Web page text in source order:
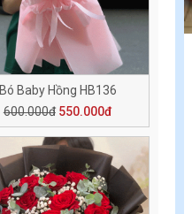
Bó Baby Hồng HB136
600.000đ 550.000đ